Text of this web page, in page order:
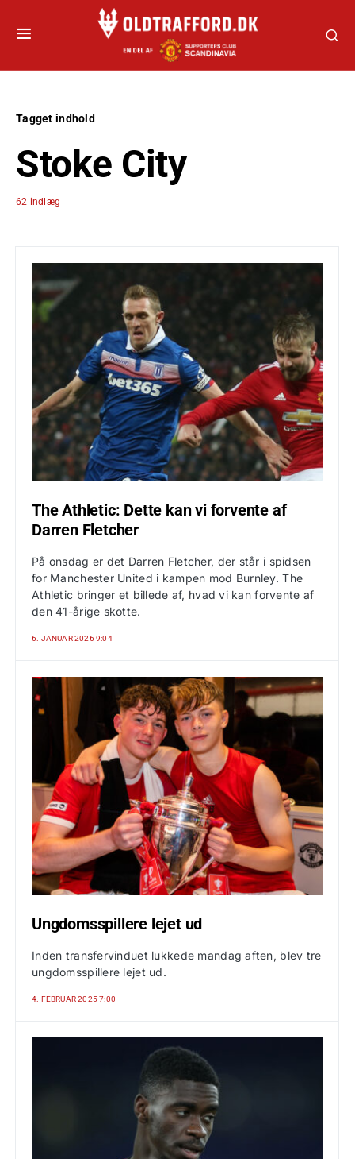
Tagget indhold
Stoke City
62 indlæg
The Athletic: Dette kan vi forvente af
Darren Fletcher
På onsdag er det Darren Fletcher, der står i spidsen
for Manchester United i kampen mod Burnley. The
Athletic bringer et billede af, hvad vi kan forvente af
den 41-årige skotte.
6. JANUAR 2026 9:04
Ungdomsspillere lejet ud
Inden transfervinduet lukkede mandag aften, blev tre
ungdomsspillere lejet ud.
4. FEBRUAR 2025 7:00